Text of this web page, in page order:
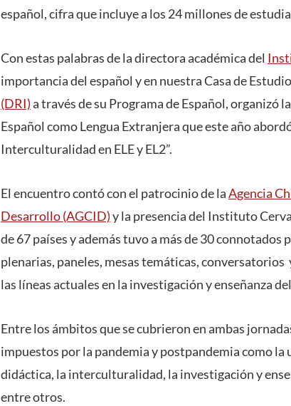
español, cifra que incluye a los 24 millones de
Con estas palabras de la directora académica del
importancia del español y en nuestra Casa de
(DRI)a través de su Programa de Español, organizó
Español como Lengua Extranjera que este año
Interculturalidad en ELE y EL2”.
El encuentro contó con el patrocinio de laAgencia
Desarrollo (AGCID)y la presencia del Instituto
de 67 países y además tuvo a más de 30
plenarias, paneles, mesas temáticas,
las líneas actuales en la investigación y enseñanza
Entre los ámbitos que se cubrieron en ambas
impuestos por la pandemia y postpandemia como
didáctica, la interculturalidad, la investigación y
entre otros.